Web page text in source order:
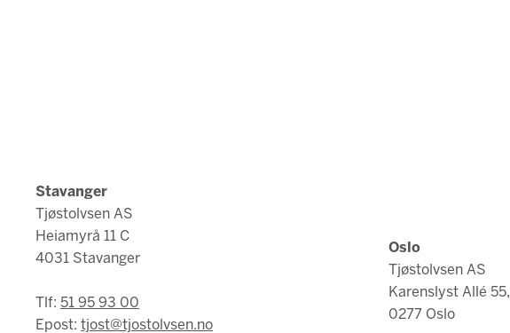
Stavanger
Tjøstolvsen AS
Heiamyrå 11 C
4031 Stavanger
Tlf: 51 95 93 00
Epost: tjost@tjostolvsen.no
Oslo
Tjøstolvsen AS
Karenslyst Allé 55,
0277 Oslo